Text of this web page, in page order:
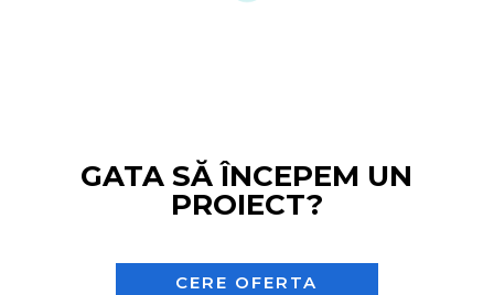
GATA SĂ ÎNCEPEM UN
PROIECT?
CERE OFERTA